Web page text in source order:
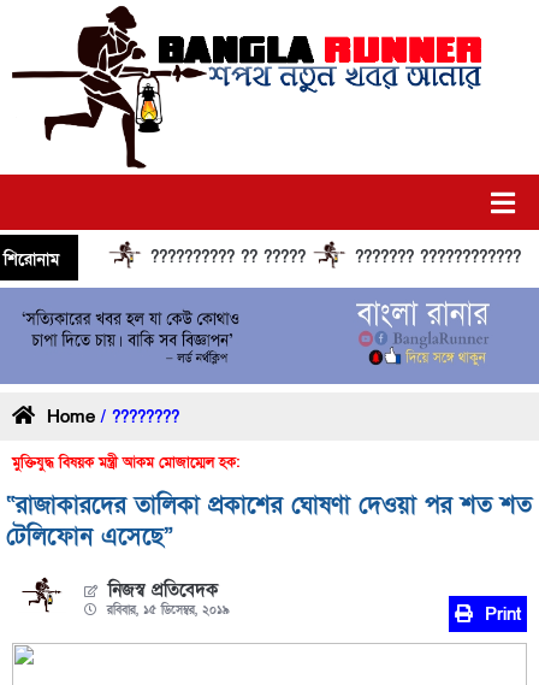
শিরোনাম ?????????? ?? ????? ??????? ??????????????
Home / ????????
মুক্তিযুদ্ধ বিষয়ক মন্ত্রী আকম মোজাম্মেল হক:
“রাজাকারদের তালিকা প্রকাশের ঘোষণা দেওয়া পর শত শত
টেলিফোন এসেছে”
নিজস্ব প্রতিবেদক
রবিবার, ১৫ ডিসেম্বর, ২০১৯ Print